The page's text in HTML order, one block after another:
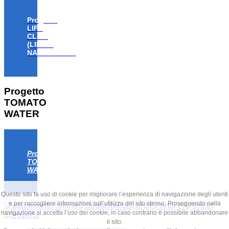
Progetto
LIFE
CLAW
(LIFE18
NAT/IT/000806)
Progetto
TOMATO
WATER
Progetto
TOMATO
WATER
Questo sito fa uso di cookie per migliorare l’esperienza di navigazione degli utenti
e per raccogliere informazioni sull’utilizzo del sito stesso. Proseguendo nella
navigazione si accetta l’uso dei cookie; in caso contrario è possibile abbandonare
il sito.